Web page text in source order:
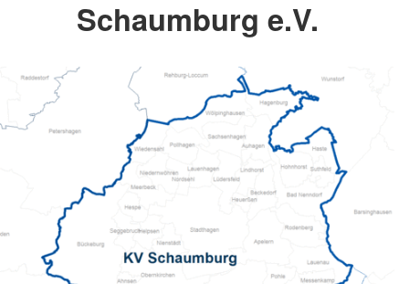
Schaumburg e.V.